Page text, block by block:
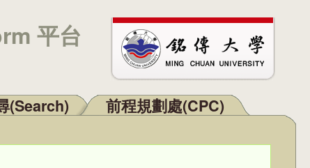
平台
(Search) 前程規劃處(CPC)